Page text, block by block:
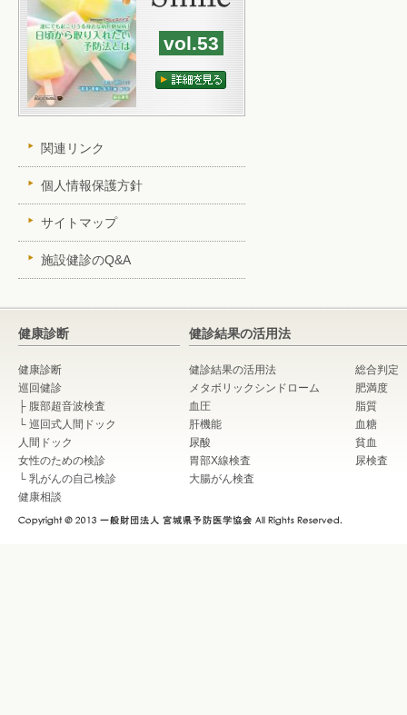
vol.53
関連リンク
個人情報保護方針
サイトマップ
施設健診のQ&A
健康診断
健康診断
巡回健診
├ 腹部超音波検査
└ 巡回式人間ドック
人間ドック
女性のための検診
└ 乳がんの自己検診
健康相談
健診結果の活用法
健診結果の活用法
総合判定
メタボリックシンドローム
肥満度
血圧
脂質
肝機能
血糖
尿酸
貧血
胃部X線検査
尿検査
大腸がん検査